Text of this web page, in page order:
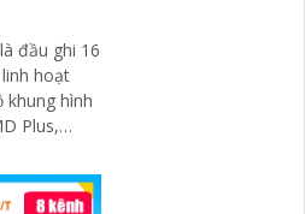
đầu ghi 16
hoạt
khung hình
Plus,
có thể lắp
AI-Coding